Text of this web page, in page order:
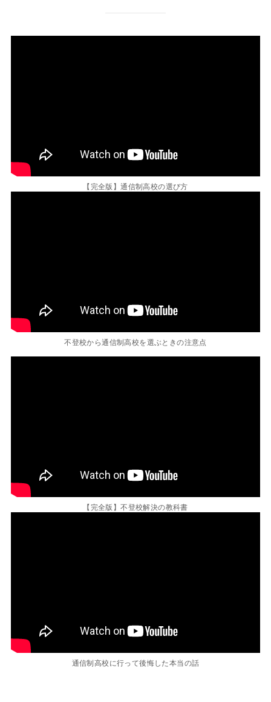
【完全版】通信制高校の選び方
不登校から通信制高校を選ぶときの注意点
【完全版】不登校解決の教科書
通信制高校に行って後悔した本当の話